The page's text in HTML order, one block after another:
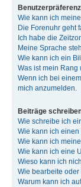
Wie kann ich
Die Forenuhr geht
Ich habe die
Meine Sprache
Wie kann ich ein
Was ist mein
Wenn ich bei
mich anzumelden.
Beiträge
Wie schreibe ich
Wie kann ich
Wie kann ich
Wie kann ich eine
Wieso kann ich
Wie bearbeite
Warum kann ich